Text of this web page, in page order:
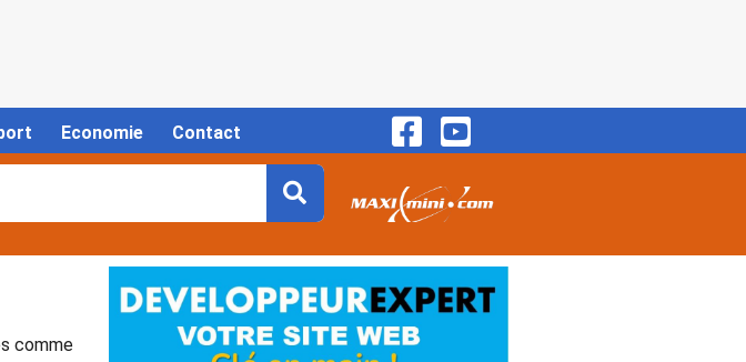
Economie Contact
comme